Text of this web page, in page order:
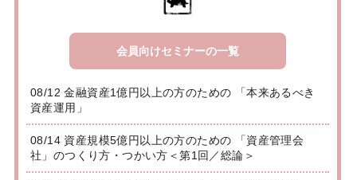
会員向けセミナーの一覧
08/12 金融資産1億円以上の方のための 「本来あるべき
資産運用」
08/14 資産規模5億円以上の方のための 「資産管理会
社」のつくり方・つかい方＜第1回／総論＞